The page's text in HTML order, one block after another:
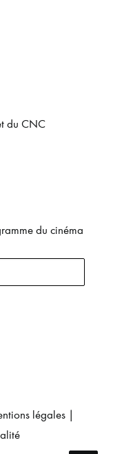
du CNC
du cinéma
légales|